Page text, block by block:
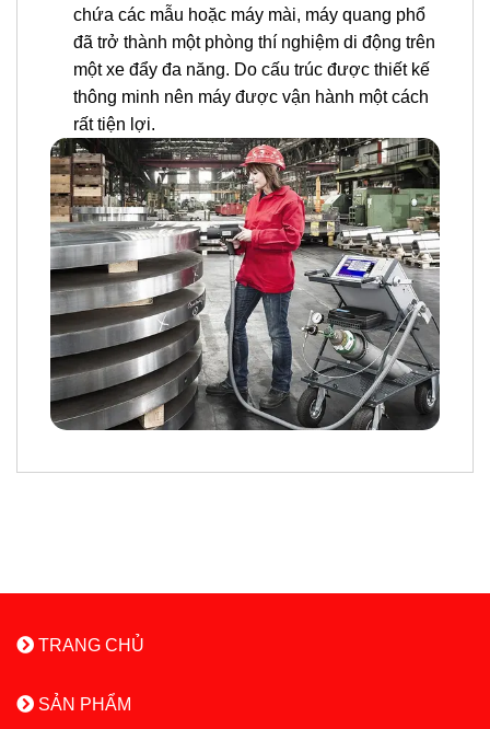
chứa các mẫu hoặc máy mài, máy quang phổ
đã trở thành một phòng thí nghiệm di động trên
một xe đẩy đa năng. Do cấu trúc được thiết kế
thông minh nên máy được vận hành một cách
rất tiện lợi.
TRANG CHỦ
SẢN PHẨM